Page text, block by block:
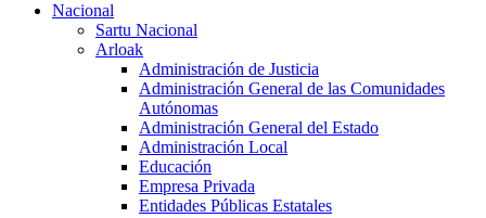
Nacional
Sartu Nacional
Arloak
Administración de Justicia
Administración General de las Comunidades
Autónomas
Administración General del Estado
Administración Local
Educación
Empresa Privada
Entidades Públicas Estatales